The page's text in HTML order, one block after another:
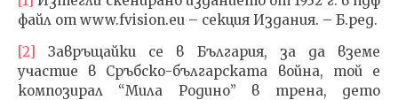
файл от www.fvision.eu – секция Издания. – Б.ред.
[2] Завръщайки се в България, за да вземе
участие в Сръбско-българската война, той е
композирал “Мила Родино” в трена, дето